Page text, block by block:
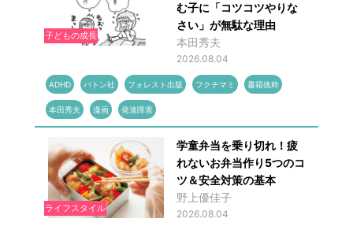
子どもの成長
む子に「コツコツやりな
さい」が無駄な理由
本田秀夫
2026.08.04
ADHD バトン社 フォレスト出版 フクチマミ 書籍抜粋
本田秀夫 漫画 発達障害
ライフスタイル
学童弁当を乗り切れ！疲
れないお弁当作り5つのコ
ツ＆安全対策の基本
野上優佳子
2026.08.04